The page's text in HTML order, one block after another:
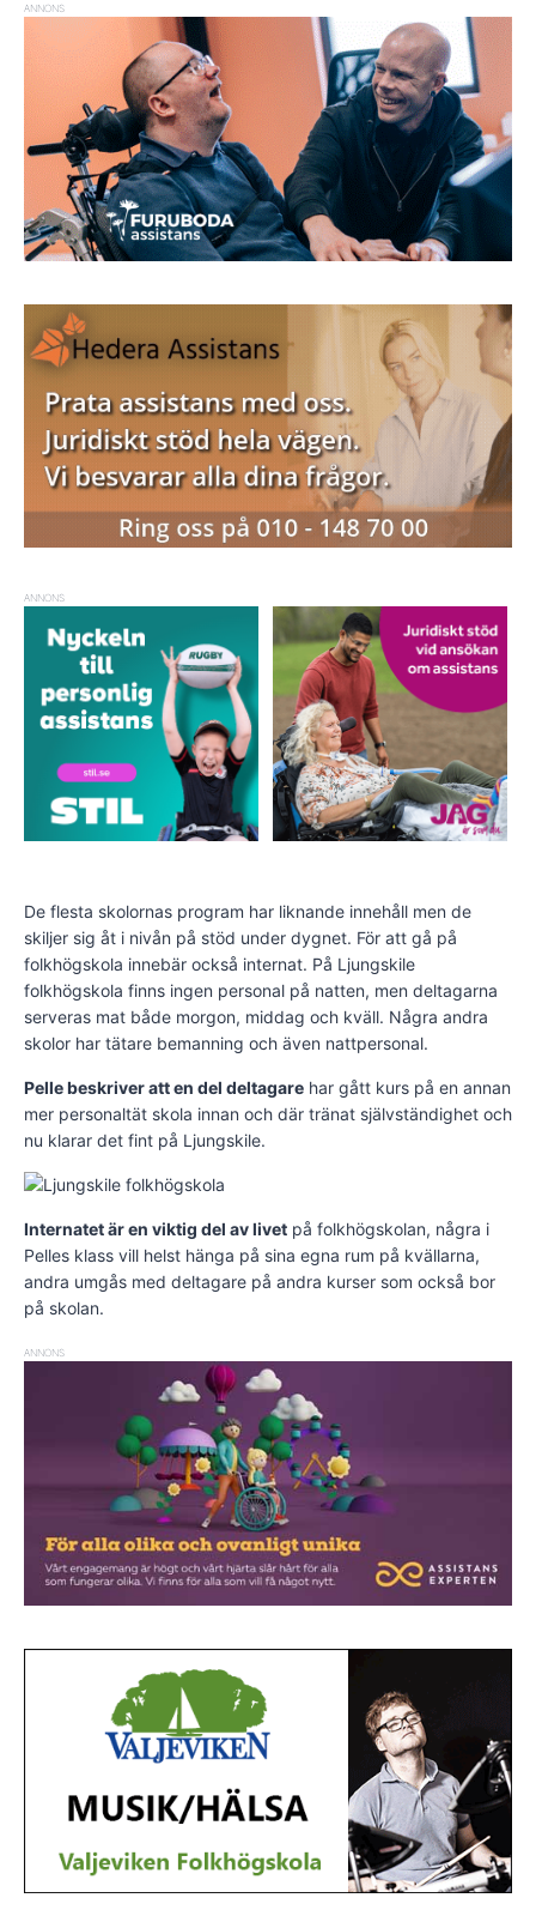
ANNONS
ANNONS
De flesta skolornas program har liknande innehåll men de
skiljer sig åt i nivån på stöd under dygnet. För att gå på
folkhögskola innebär också internat. På Ljungskile
folkhögskola finns ingen personal på natten, men deltagarna
serveras mat både morgon, middag och kväll. Några andra
skolor har tätare bemanning och även nattpersonal.
Pelle beskriver att en del deltagare har gått kurs på en annan
mer personaltät skola innan och där tränat självständighet och
nu klarar det fint på Ljungskile.
Internatet är en viktig del av livet på folkhögskolan, några i
Pelles klass vill helst hänga på sina egna rum på kvällarna,
andra umgås med deltagare på andra kurser som också bor
på skolan.
ANNONS